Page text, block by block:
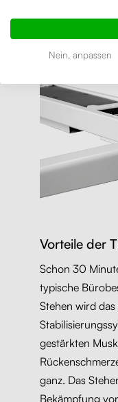
zurück. Also
Vorteile der
Schon 30
typische
Stehen wird
gestärkten
ganz. Das
Bekämpfung
Nein, anpassen